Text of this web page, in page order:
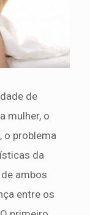
de
mulher, o
o problema
da
ambos
entre os